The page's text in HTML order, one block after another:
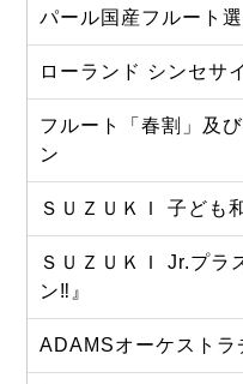
パール国産フルート
ローランド シンセサ
フルート「春割」及
ン
ＳＵＺＵＫＩ 子ども
ＳＵＺＵＫＩ Jr.プラ
ン‼』
ADAMSオーケストラ